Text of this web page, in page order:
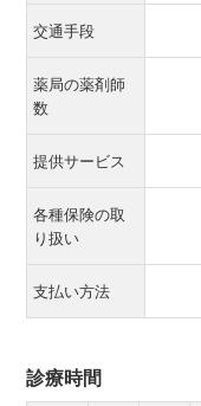
交通手段
薬局の薬剤師
数
提供サービス
各種保険の取
り扱い
支払い方法
診療時間